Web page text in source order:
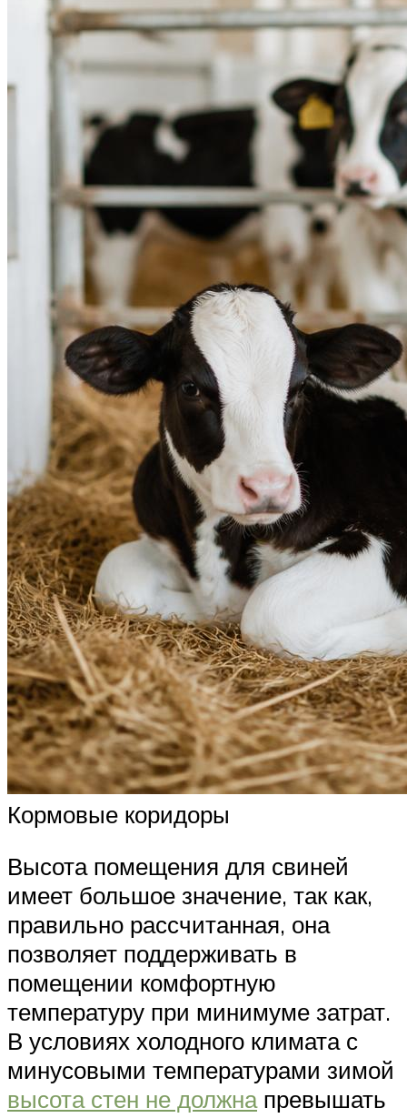
Кормовые коридоры
Высота помещения для свиней
имеет большое значение, так как,
правильно рассчитанная, она
позволяет поддерживать в
помещении комфортную
температуру при минимуме затрат.
В условиях холодного климата с
минусовыми температурами зимой
высота стен не должнапревышать